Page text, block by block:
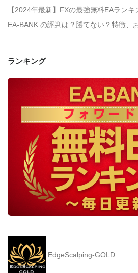
【2024年最新】FXの最強無料EAランキ
EA-BANK の評判は？勝てない？特徴、
ランキング
EdgeScalping-GOLD